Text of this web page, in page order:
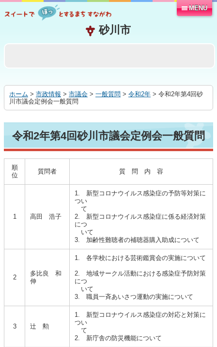
る
MENU
ホーム > 市政情報 > 市議会 > 一般質問 > 令和2年 > 令和2年第4回砂
川市議会定例会一般質問
令和2年第4回砂川市議会定例会一般質問
順
位
質問者 質 問 内 容
1 高田 浩子
1. 新型コロナウイルス感染症の予防等対策に
つい
て
2. 新型コロナウイルス感染症に係る経済対策
につ
いて
3. 加齢性難聴者の補聴器購入助成について
2
多比良 和
伸
1. 各学校における芸術鑑賞会の実施について
2. 地域サークル活動における感染症予防対策
につ
いて
3. 職員一斉あいさつ運動の実施について
3 辻 勲
1. 新型コロナウイルス感染症の対応と対策に
つい
て
2. 新庁舎の防災機能について